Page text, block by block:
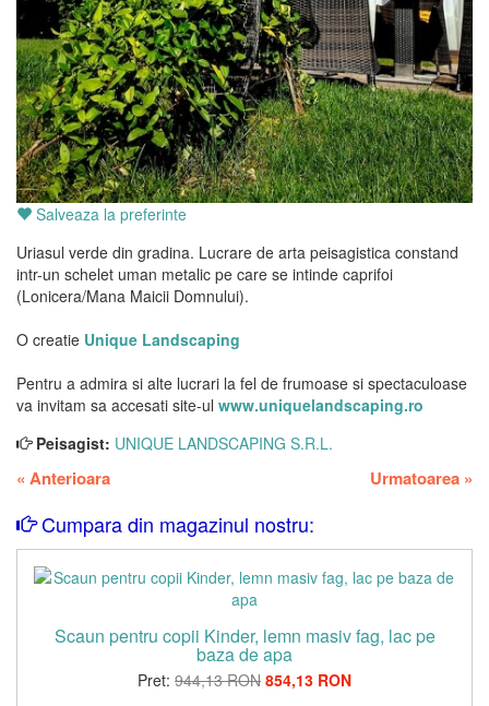
Salveaza la preferinte
Uriasul verde din gradina. Lucrare de arta peisagistica constand
intr-un schelet uman metalic pe care se intinde caprifoi
(Lonicera/Mana Maicii Domnului).
O creatie Unique Landscaping
Pentru a admira si alte lucrari la fel de frumoase si spectaculoase
va invitam sa accesati site-ul www.uniquelandscaping.ro
Peisagist: UNIQUE LANDSCAPING S.R.L.
« Anterioara Urmatoarea »
Cumpara din magazinul nostru:
Scaun pentru copii Kinder, lemn masiv fag, lac pe
baza de apa
Pret: 944,13 RON 854,13 RON